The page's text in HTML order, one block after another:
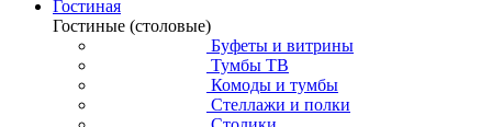
Гостиная
Гостиные (столовые)
Буфеты и витрины
Тумбы ТВ
Комоды и тумбы
Стеллажи и полки